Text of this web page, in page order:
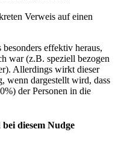
Verweis auf einen
effektiv heraus,
war (z.B. speziell bezogen
Allerdings wirkt dieser
wenn dargestellt wird, dass
der Personen in die
diesem Nudge